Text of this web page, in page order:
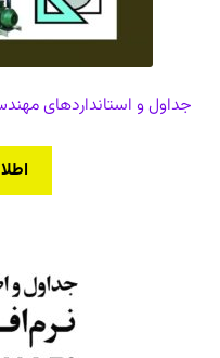
جداول و استانداردهای